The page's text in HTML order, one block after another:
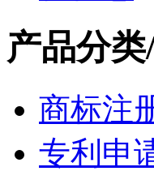
产品分类
商标注
专利申